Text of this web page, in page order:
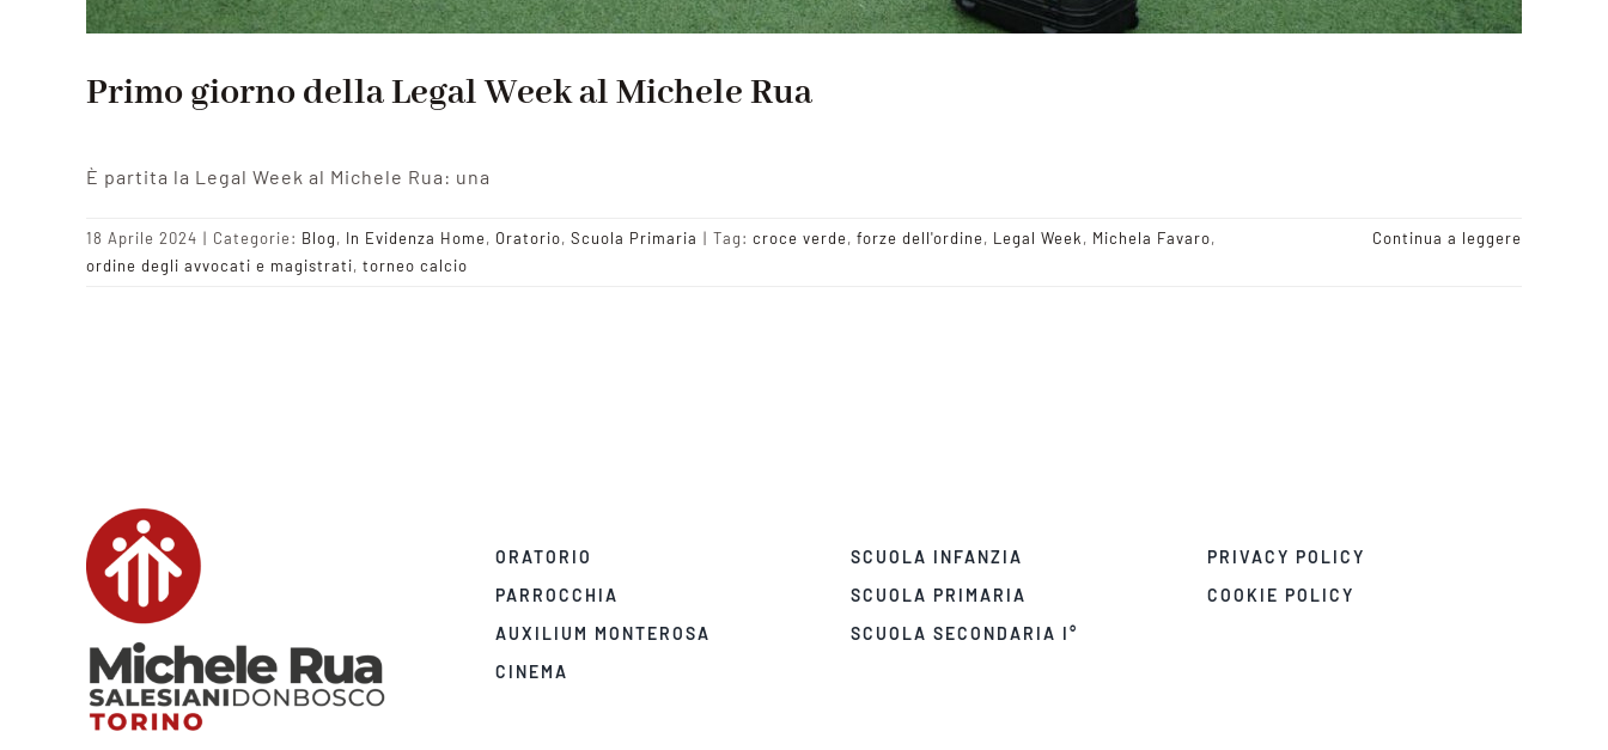
Primo giorno della Legal Week al Michele Rua
È partita la Legal Week al Michele Rua: una
18 Aprile 2024 | Categorie: Blog, In Evidenza Home, Oratorio, Scuola Primaria | Tag: croce verde, forze dell'ordine, Legal Week, Michela Favaro,
ordine degli avvocati e magistrati, torneo calcio
Continua a leggere
ORATORIO
PARROCCHIA
AUXILIUM MONTEROSA
CINEMA
SCUOLA INFANZIA
SCUOLA PRIMARIA
SCUOLA SECONDARIA I°
PRIVACY POLICY
COOKIE POLICY